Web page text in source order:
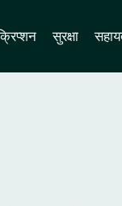
सुरक्षा